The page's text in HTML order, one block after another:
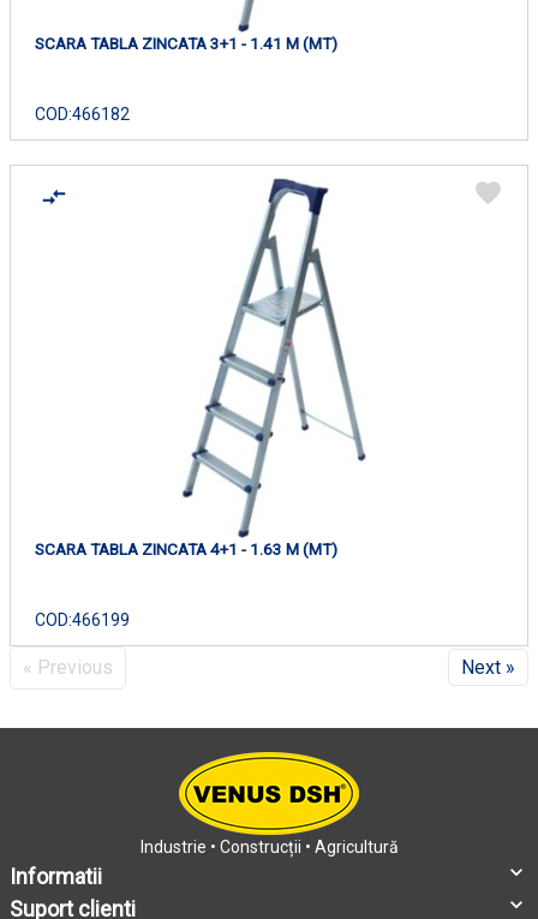
SCARA TABLA ZINCATA 3+1 - 1.41 M (MT)
COD:466182
SCARA TABLA ZINCATA 4+1 - 1.63 M (MT)
COD:466199
« Previous Next »
Industrie • Construcții • Agricultură
Informatii
Suport clienti